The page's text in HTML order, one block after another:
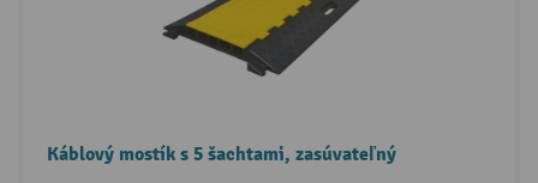
Káblový mostík s 5 šachtami, zasúvateľný